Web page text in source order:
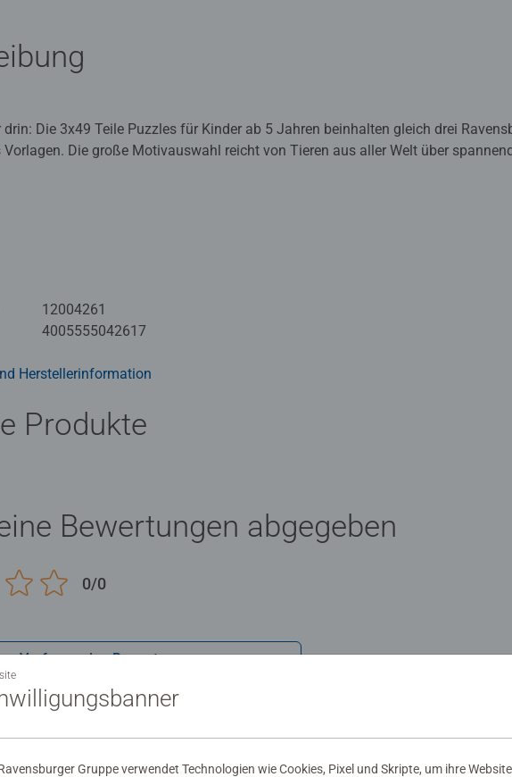
drin: Die 3x49 Teile Puzzles für Kinder ab 5 Jahren beinhalten gleich drei
Die große Motivauswahl reicht von Tieren aus aller Welt über
richtigen Schwierigkeit gewählt, lassen sie Kinder jeden Alters an den
ihr Selbstvertrauen. In der großen Auswahl von Ravensburger Kinderpuzzles
uns sehr am Herzen. Deshalb wird die Unbedenklichkeit aller Materialien
Jahren entwickeln wir Puzzles, wie Kinder sie lieben: altersgerecht in Motiv,
12004261
4005555042617
Herstellerinformation
Produkte
Bewertungen abgegeben
0/0
Verfasse eine Bewertung
Gruppe verwendet Technologien wie Cookies, Pixel und Skripte, um ihre